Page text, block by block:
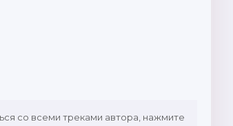
со всеми треками автора, нажмите